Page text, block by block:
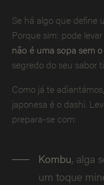
Se há algo que define
Porque sim: pode
não é uma sopa sem
segredo do seu sabor
Como já te
japonesa é o dashi.
prepara-se com:
Kombu, alga
um toque